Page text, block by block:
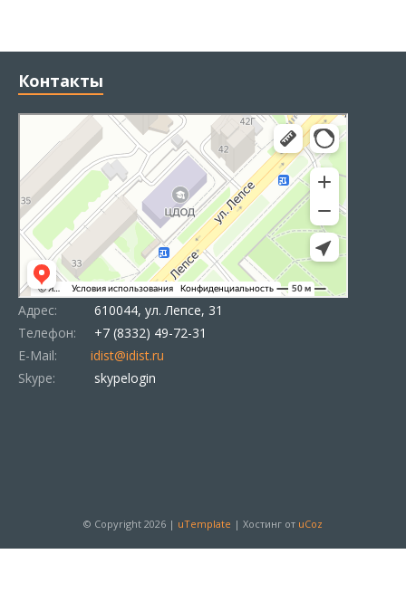
Контакты
Адрес:
610044, ул. Лепсе, 31
Телефон:
+7 (8332) 49-72-31
E-Mail:
idist@idist.ru
Skype:
skypelogin
© Copyright 2026 | uTemplate | Хостинг от uCoz